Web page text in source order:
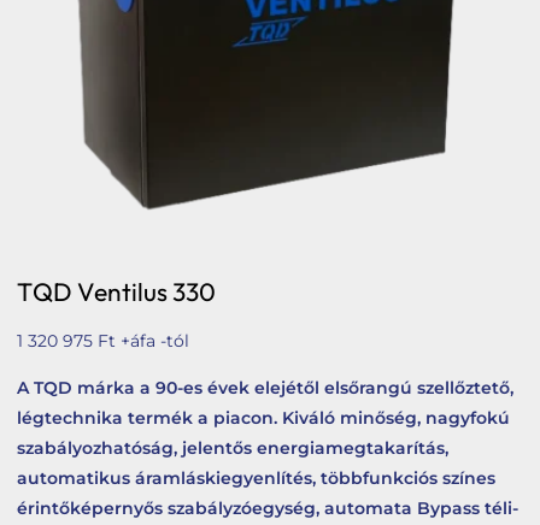
Ajánlatkérés
Üzletágaink
Hybalans+ hővisszanyerős szellőzés
Rólunk
Portfólió
Hírek
TQD Ventilus 330
1 320 975 Ft +áfa -tól
A TQD márka a 90-es évek elejétől elsőrangú szellőztető,
légtechnika termék a piacon. Kiváló minőség, nagyfokú
szabályozhatóság, jelentős energiamegtakarítás,
automatikus áramláskiegyenlítés, többfunkciós színes
érintőképernyős szabályzóegység, automata Bypass téli-